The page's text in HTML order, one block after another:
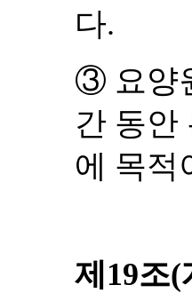
다.
③ 요양
간 동안
에 목적
제 19조(